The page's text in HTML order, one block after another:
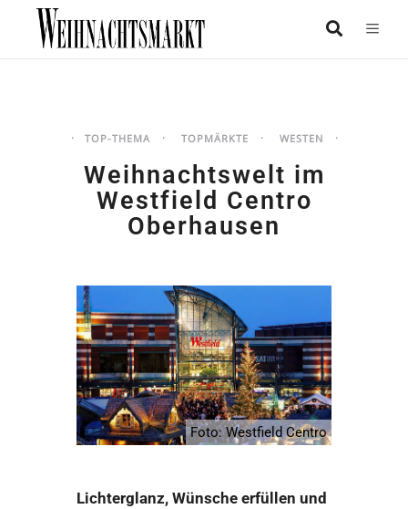
TOP-THEMA TOPMÄRKTE WESTEN
Weihnachtswelt im
Westfield Centro
Oberhausen
Foto: Westfield Centro
Lichterglanz, Wünsche erfüllen und